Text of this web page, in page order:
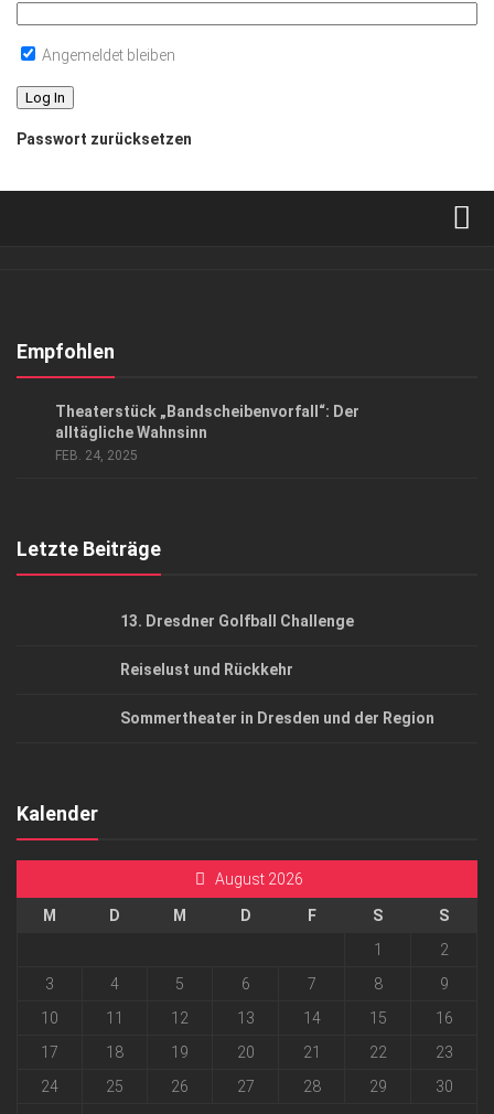
Angemeldet bleiben
Passwort zurücksetzen
Kontakt, Impressum
Empfohlen
Theaterstück „Bandscheibenvorfall“: Der
alltägliche Wahnsinn
FEB. 24, 2025
Letzte Beiträge
13. Dresdner Golfball Challenge
Reiselust und Rückkehr
Sommertheater in Dresden und der Region
Kalender
August 2026
M D M D F S
S
1
2
3
4 5 6 7 8
9
10
11 12 13 14 15
16
17
18 19 20 21 22
23
24
25 26 27 28 29
30